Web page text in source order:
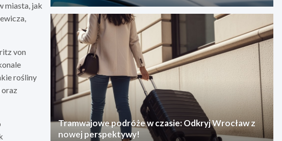
miasta, jak
von
rośliny
oraz
Tramwajowe podróże w czasie: Odkryj Wrocław z
nowej perspektywy!